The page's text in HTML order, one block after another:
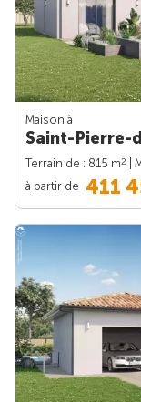
Maison à
Saint-Pierre-
Terrain de : 815 m2 |
à partir de 411